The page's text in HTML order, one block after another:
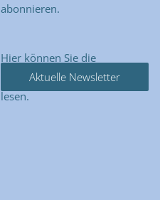
abonnieren.
Hier können Sie die
Aktuelle Newsletter
lesen.